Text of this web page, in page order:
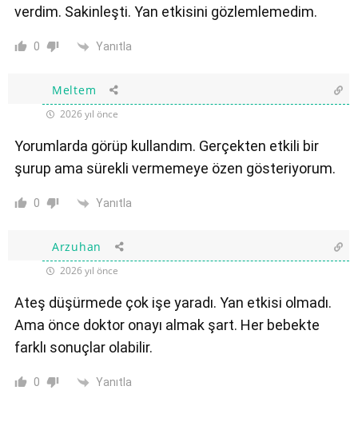
verdim. Sakinleşti. Yan etkisini gözlemlemedim.
0 Yanıtla
Meltem
2026 yıl önce
Yorumlarda görüp kullandım. Gerçekten etkili bir
şurup ama sürekli vermemeye özen gösteriyorum.
0 Yanıtla
Arzuhan
2026 yıl önce
Ateş düşürmede çok işe yaradı. Yan etkisi olmadı.
Ama önce doktor onayı almak şart. Her bebekte
farklı sonuçlar olabilir.
0 Yanıtla